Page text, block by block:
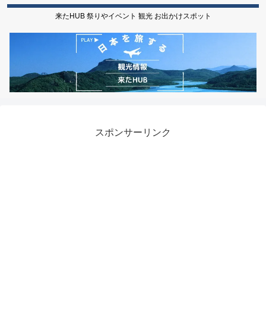
来たHUB 祭りやイベント 観光 お出かけスポット
スポンサーリンク